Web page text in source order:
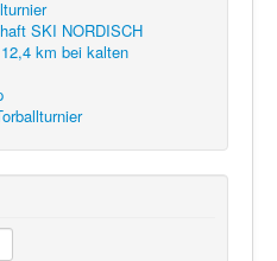
SKI NORDISCH
km bei kalten